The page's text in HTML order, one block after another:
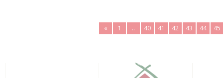
« 1 .. 40 41 42 43 44 45